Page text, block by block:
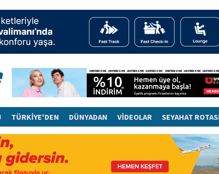
TÜRKİYE'DEN DÜNYADAN VİDEOLAR SEYAHAT